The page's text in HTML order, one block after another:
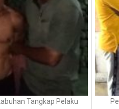
Tangkap Pelaku